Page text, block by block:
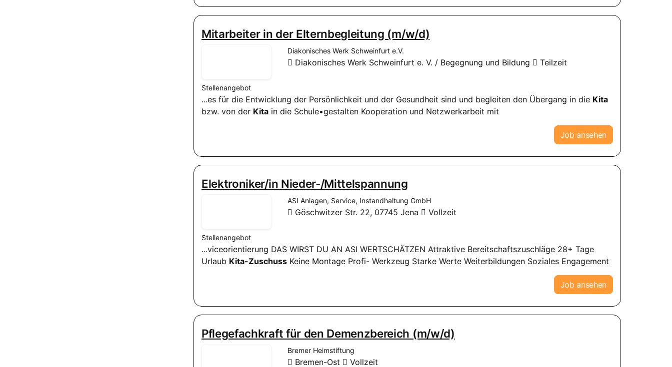
Mitarbeiter in der Elternbegleitung (m/w/d)
Diakonisches Werk Schweinfurt e.V.
Diakonisches Werk Schweinfurt e. V. / Begegnung und Bildung Teilzeit
Stellenangebot
...es für die Entwicklung der Persönlichkeit und der Gesundheit sind und begleiten den Übergang in die Kita
bzw. von der Kita in die Schule•gestalten Kooperation und Netzwerkarbeit mit
Job ansehen
Elektroniker/in Nieder-/Mittelspannung
ASI Anlagen, Service, Instandhaltung GmbH
Göschwitzer Str. 22, 07745 Jena Vollzeit
Stellenangebot
...viceorientierung DAS WIRST DU AN ASI WERTSCHÄTZEN Attraktive Bereitschaftszuschläge 28+ Tage
Urlaub Kita-Zuschuss Keine Montage Profi- Werkzeug Starke Werte Weiterbildungen Soziales Engagement
Job ansehen
Pflegefachkraft für den Demenzbereich (m/w/d)
Bremer Heimstiftung
Bremen-Ost Vollzeit